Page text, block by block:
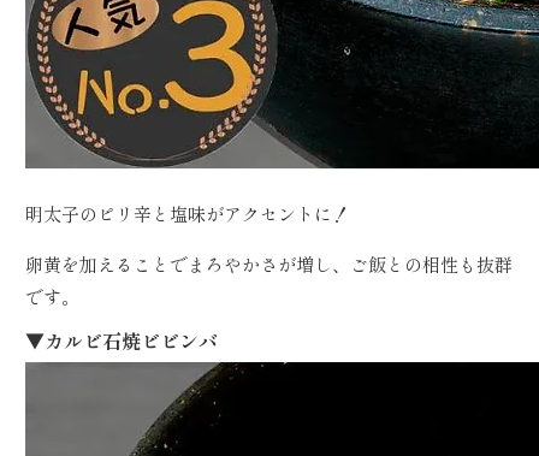
明太子のピリ辛と塩味がアクセントに！
卵黄を加えることでまろやかさが増し、ご飯との相性も抜群
です。
▼カルビ石焼ビビンバ